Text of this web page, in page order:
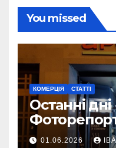
You missed
КОМЕРЦІЯ СТАТТІ
Останні
01.06.2026